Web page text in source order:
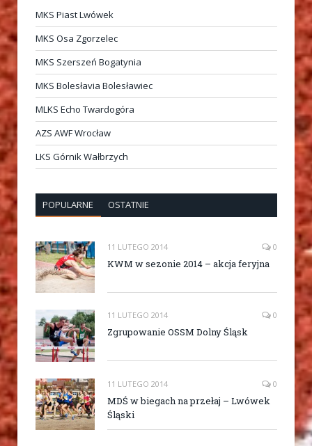
MKS Piast Lwówek
MKS Osa Zgorzelec
MKS Szerszeń Bogatynia
MKS Bolesłavia Bolesławiec
MLKS Echo Twardogóra
AZS AWF Wrocław
LKS Górnik Wałbrzych
POPULARNE OSTATNIE
11 LUTEGO 2014 0
KWM w sezonie 2014 – akcja feryjna
11 LUTEGO 2014 0
Zgrupowanie OSSM Dolny Śląsk
11 LUTEGO 2014 0
MDŚ w biegach na przełaj – Lwówek
Śląski